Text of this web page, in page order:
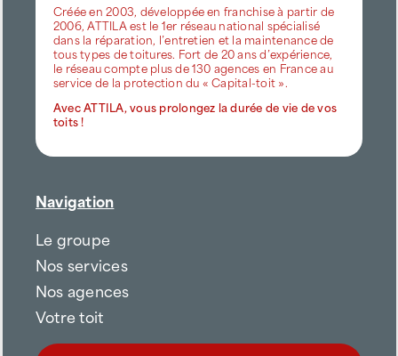
Créée en 2003, développée en franchise à partir de
2006, ATTILA est le 1er réseau national spécialisé
dans la réparation, l’entretien et la maintenance de
tous types de toitures. Fort de 20 ans d’expérience,
le réseau compte plus de 130 agences en France au
service de la protection du « Capital-toit ».
Avec ATTILA, vous prolongez la durée de vie de vos
toits !
Navigation
Le groupe
Nos services
Nos agences
Votre toit